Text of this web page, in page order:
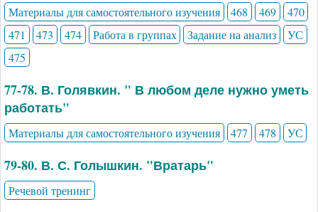
Материалы для самостоятельного изучения 468 469
470
471
473 474 Работа в группах Задание на анализ
УС
475
77-78. В. Голявкин. " В любом деле нужно уметь
работать"
Материалы для самостоятельного изучения 477 478 УС
79-80. В. С. Голышкин. "Вратарь"
Речевой тренинг